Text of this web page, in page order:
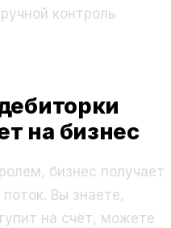
контроль
на бизнес
бизнес получает
Вы знаете,
на счёт, можете